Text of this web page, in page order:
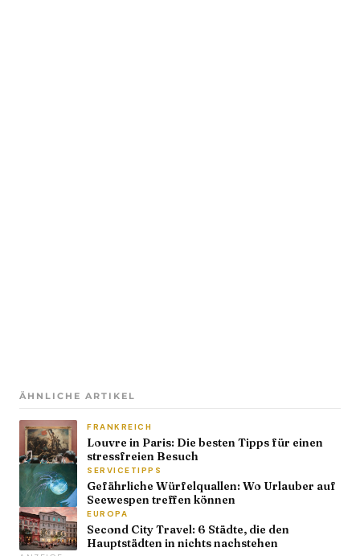
ÄHNLICHE ARTIKEL
FRANKREICH
Louvre in Paris: Die besten Tipps für einen
stressfreien Besuch
SERVICETIPPS
Gefährliche Würfelquallen: Wo Urlauber auf
Seewespen treffen können
EUROPA
Second City Travel: 6 Städte, die den
Hauptstädten in nichts nachstehen